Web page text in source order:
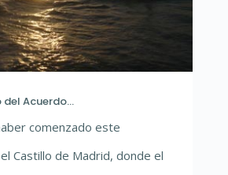
del Acuerdo…
comenzado este
Castillo de Madrid, donde el